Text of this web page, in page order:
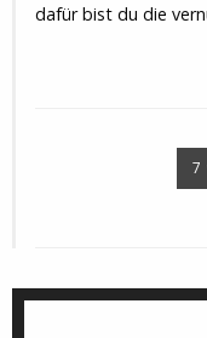
dafür bist du die
7